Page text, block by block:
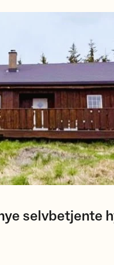
hytte i Fåberg Vestfjell
selvbetjente